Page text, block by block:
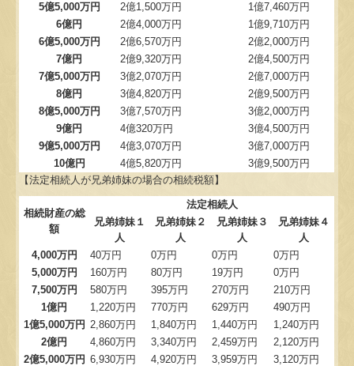
5億5,000万円
2億1,500万円
1億7,460万円
6億円
2億4,000万円
1億9,710万円
6億5,000万円
2億6,570万円
2億2,000万円
7億円
2億9,320万円
2億4,500万円
7億5,000万円
3億2,070万円
2億7,000万円
8億円
3億4,820万円
2億9,500万円
8億5,000万円
3億7,570万円
3億2,000万円
9億円
4億320万円
3億4,500万円
9億5,000万円
4億3,070万円
3億7,000万円
10億円
4億5,820万円
3億9,500万円
【法定相続人が兄弟姉妹の場合の相続税額】
相続財産の総
額
法定相続人
兄弟姉妹１
人
兄弟姉妹２
人
兄弟姉妹３
人
兄弟姉妹４
人
4,000万円
40万円 0万円 0万円
0万円
5,000万円
160万円 80万円 19万円
0万円
7,500万円
580万円 395万円 270万円
210万円
1億円
1,220万円 770万円 629万円
490万円
1億5,000万円 2,860万円 1,840万円 1,440万円
1,240万円
2億円
4,860万円 3,340万円 2,459万円
2,120万円
2億5,000万円 6,930万円 4,920万円 3,959万円
3,120万円